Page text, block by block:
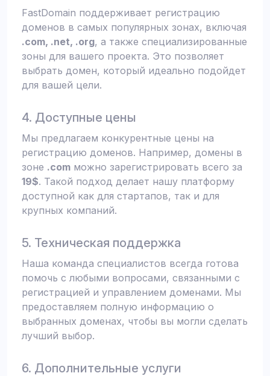
FastDomain поддерживает регистрацию
доменов в самых популярных зонах, включая
.com, .net, .org, а также специализированные
зоны для вашего проекта. Это позволяет
выбрать домен, который идеально подойдет
для вашей цели.
4. Доступные цены
Мы предлагаем конкурентные цены на
регистрацию доменов. Например, домены в
зоне .com можно зарегистрировать всего за
19$. Такой подход делает нашу платформу
доступной как для стартапов, так и для
крупных компаний.
5. Техническая поддержка
Наша команда специалистов всегда готова
помочь с любыми вопросами, связанными с
регистрацией и управлением доменами. Мы
предоставляем полную информацию о
выбранных доменах, чтобы вы могли сделать
лучший выбор.
6. Дополнительные услуги